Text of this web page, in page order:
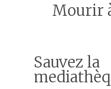
Mourir
Sauvez la